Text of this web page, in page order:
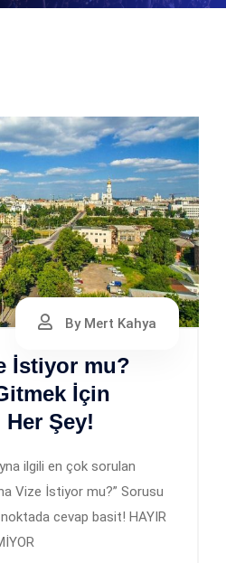
By Mert Kahya
İstiyor mu?
İçin
Şey!
ilgili en çok sorulan
Vize İstiyor mu?” Sorusu
noktada cevap basit! HAYIR